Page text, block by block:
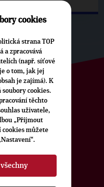
TOPOVÝ
cookies
strana TOP
a zpracovává
(např. síťové
o tom, jak jej
je zajímá). K
cookies.
těchto
uživatele,
„Přijmout
cookies můžete